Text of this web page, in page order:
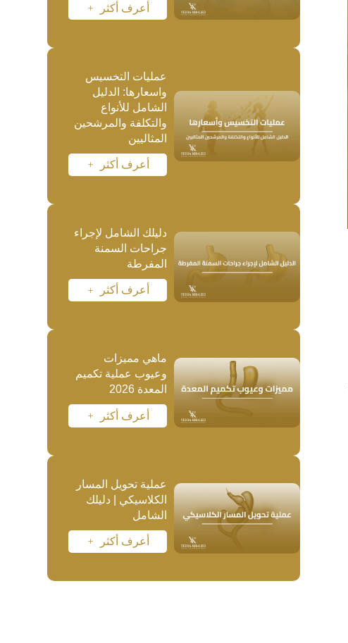
أعرف أكثر L
عمليات التخسيس
واسعارها: الدليل
الشامل للأنواع
والتكلفة والمرشحين
المثاليين
أعرف أكثر L
دليلك الشامل لإجراء
جراحات السمنة
المفرطة
أعرف أكثر L
ماهي مميزات
وعيوب عملية تكميم
المعدة 2026
أعرف أكثر L
عملية تحويل المسار
الكلاسيكي | دليلك
الشامل
أعرف أكثر L